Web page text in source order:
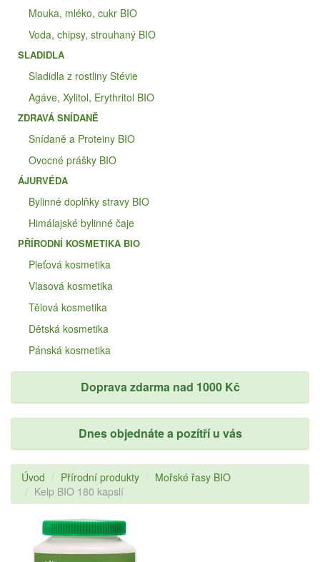
Mouka, mléko, cukr BIO
Voda, chipsy, strouhaný BIO
SLADIDLA
Sladidla z rostliny Stévie
Agáve, Xylitol, Erythritol BIO
ZDRAVÁ SNÍDANĚ
Snídaně a Proteiny BIO
Ovocné prášky BIO
ÁJURVÉDA
Bylinné doplňky stravy BIO
Himálajské bylinné čaje
PŘÍRODNÍ KOSMETIKA BIO
Pleťová kosmetika
Vlasová kosmetika
Tělová kosmetika
Dětská kosmetika
Pánská kosmetika
Doprava zdarma nad 1000 Kč
Dnes objednáte a pozítří u vás
Úvod Přírodní produkty
Mořské řasy BIO
Kelp BIO 180 kapslí